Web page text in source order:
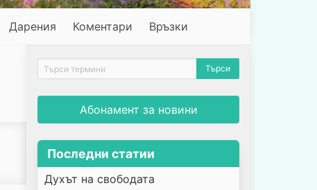
Дарения Коментари Връзки
Абонамент за новини
Последни статии
Духът на свободата